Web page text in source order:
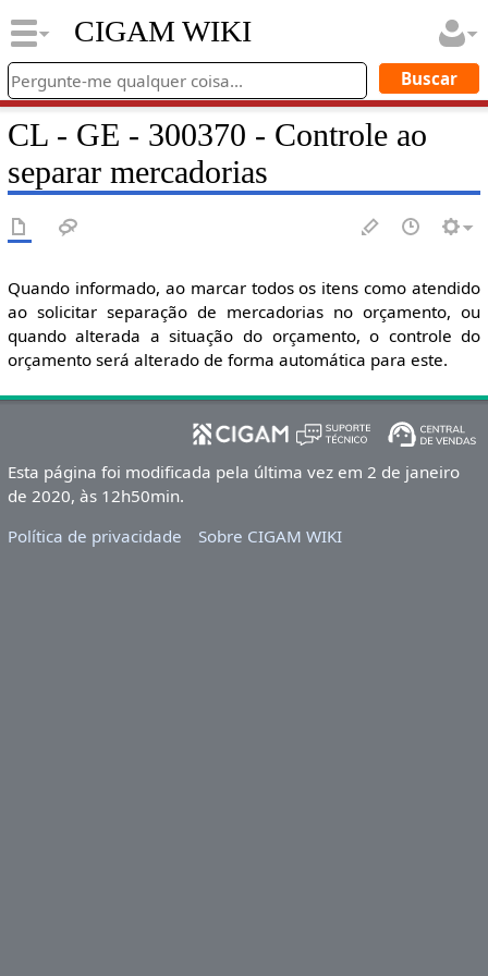
CIGAM WIKI
CL - GE - 300370 - Controle ao
separar mercadorias
Quando informado, ao marcar todos os itens como atendido
ao solicitar separação de mercadorias no orçamento, ou
quando alterada a situação do orçamento, o controle do
orçamento será alterado de forma automática para este.
Esta página foi modificada pela última vez em 2 de janeiro
de 2020, às 12h50min.
Política de privacidade
Sobre CIGAM WIKI